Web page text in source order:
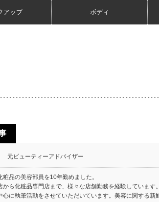
アップ ボディ
元ビューティーアドバイザー
粧品の美容部員を10年勤めました。
から化粧品専門店まで、様々な店舗勤務を経験していま
心に執筆活動をさせていただいています。美容に関する新